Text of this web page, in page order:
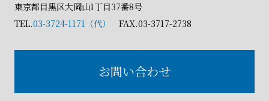
東京都目黒区大岡山1丁目37番8号
TEL.03-3724-1171（代） FAX.03-3717-2738
お問い合わせ